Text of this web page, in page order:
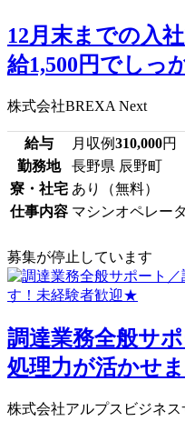
12月末までの入
給1,500円でしっ
株式会社BREXA Next
給与 月収例310,000円
勤務地
長野県 辰野町
寮・社宅 あり（無料）
仕事内容 マシンオペレー
募集が停止しています
調達業務全般サ
処理力が活かせ
株式会社アルプスビジネス